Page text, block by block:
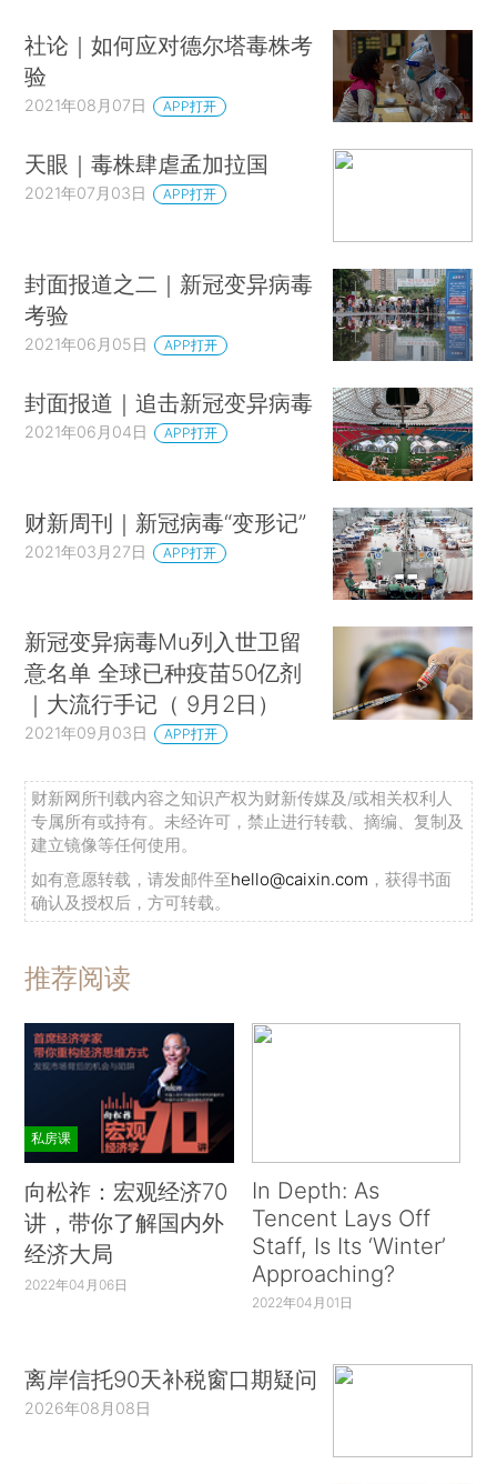
社论｜如何应对德尔塔毒株考
验
2021年08月07日 APP打开
天眼｜毒株肆虐孟加拉国
2021年07月03日 APP打开
封面报道之二｜新冠变异病毒
考验
2021年06月05日 APP打开
封面报道｜追击新冠变异病毒
2021年06月04日 APP打开
财新周刊｜新冠病毒“变形记”
2021年03月27日 APP打开
新冠变异病毒Mu列入世卫留
意名单 全球已种疫苗50亿剂
｜大流行手记（ 9月2日）
2021年09月03日 APP打开
财新网所刊载内容之知识产权为财新传媒及/或相关权利人
专属所有或持有。未经许可，禁止进行转载、摘编、复制及
建立镜像等任何使用。
如有意愿转载，请发邮件至hello@caixin.com ，获得书面
确认及授权后，方可转载。
推荐阅读
私房课
向松祚：宏观经济70
讲，带你了解国内外
经济大局
2022年04月06日
In Depth: As
Tencent Lays Off
Staff, Is Its ‘Winter’
Approaching?
2022年04月01日
离岸信托90天补税窗口期疑问
2026年08月08日